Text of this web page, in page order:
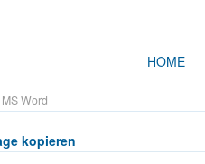
HOME
MS Word
kopieren